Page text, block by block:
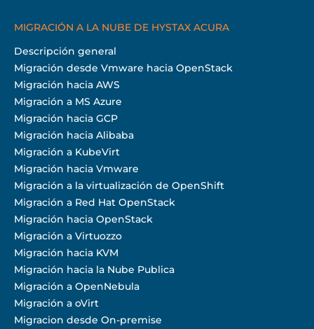
MIGRACIÓN A LA NUBE DE HYSTAX ACURA
Descripción general
Migración desde Vmware hacia OpenStack
Migración hacia AWS
Migración a MS Azure
Migración hacia GCP
Migración hacia Alibaba
Migración a KubeVirt
Migración hacia Vmware
Migración a la virtualización de OpenShift
Migración a Red Hat OpenStack
Migración hacia OpenStack
Migración a Virtuozzo
Migración hacia KVM
Migración hacia la Nube Publica
Migración a OpenNebula
Migración a oVirt
Migracion desde On-premise